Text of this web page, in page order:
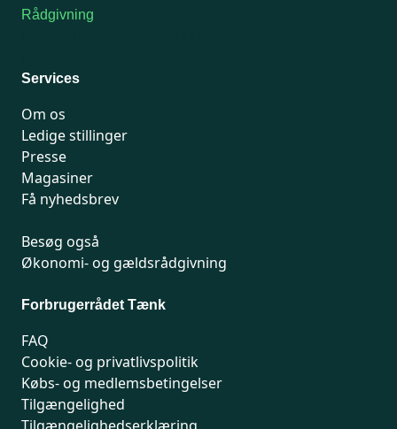
Rådgivning
Services
Om os
Ledige stillinger
Presse
Magasiner
Få nyhedsbrev
Besøg også
Økonomi- og gældsrådgivning
Forbrugerrådet Tænk
FAQ
Cookie- og privatlivspolitik
Købs- og medlemsbetingelser
Tilgængelighed